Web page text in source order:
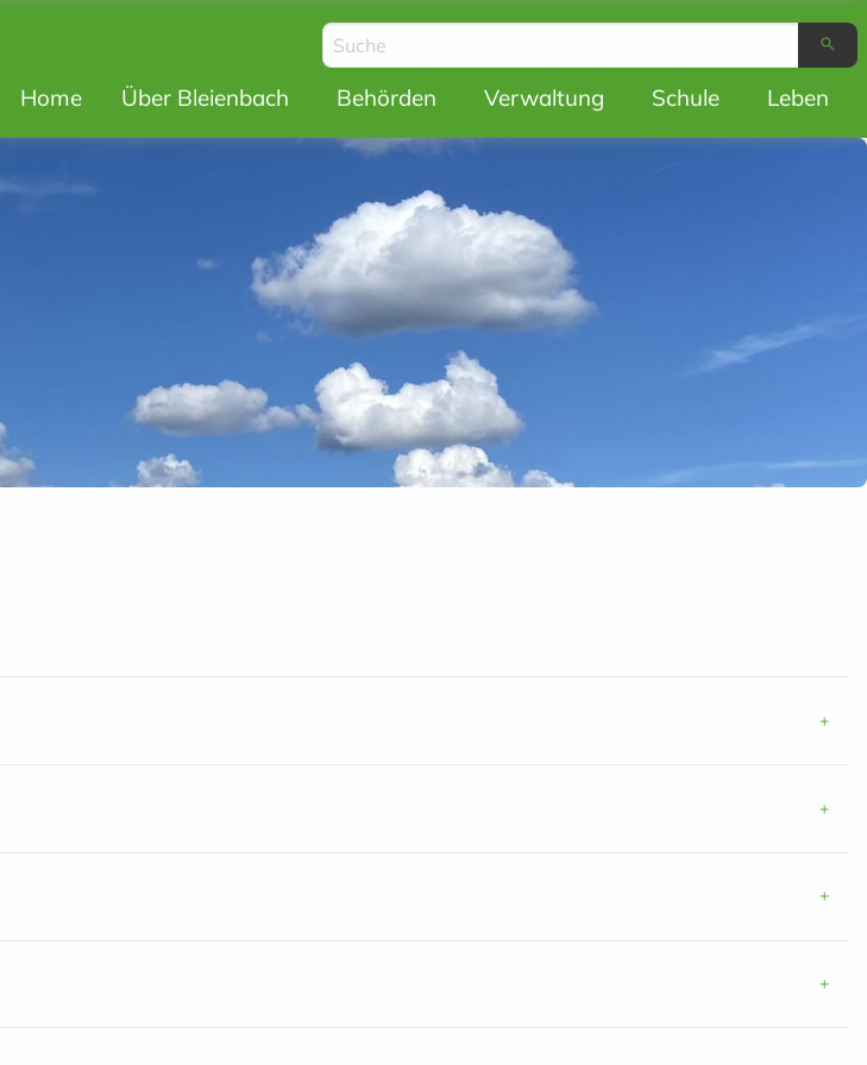
search
Hauptnavigation
Top
Home Über Bleienbach Behörden Verwaltung Schule Leben